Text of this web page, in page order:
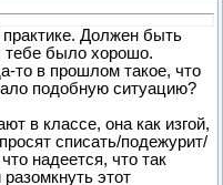
Должен быть
было хорошо.
то в прошлом такое, что
подобную ситуацию?
в классе, она как изгой,
списать/подежурит/
надеется, что так
этот